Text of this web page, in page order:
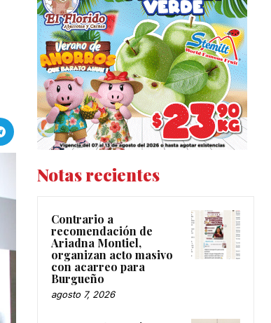
Notas recientes
Contrario a
recomendación de
Ariadna Montiel,
organizan acto masivo
con acarreo para
Burgueño
agosto 7, 2026